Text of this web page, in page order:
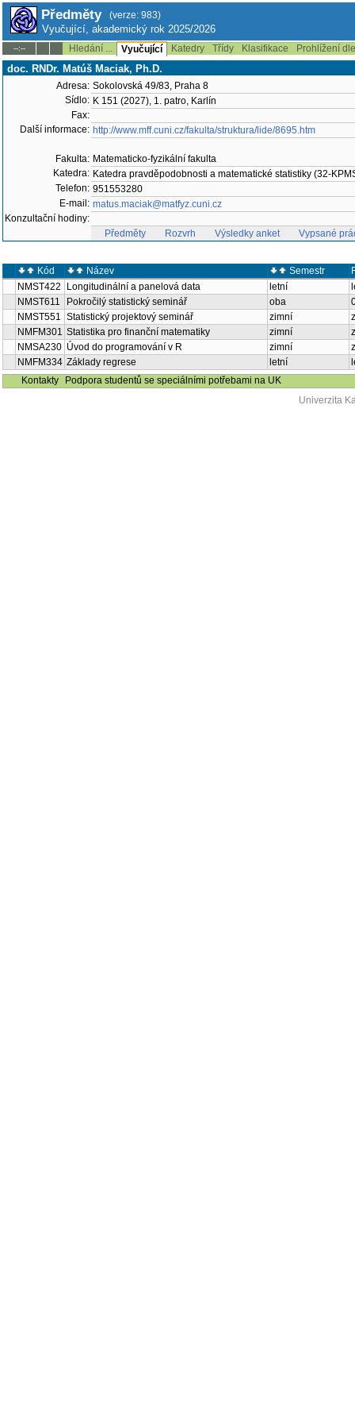
Předměty (verze: 983)
Vyučující, akademický rok 2025/2026
--:-- Hledání ... Vyučující Katedry Třídy Klasifikace Prohlížení
doc. RNDr. Matúš Maciak, Ph.D.
Adresa: Sokolovská 49/83, Praha 8
Sídlo: K 151 (2027), 1. patro, Karlín
Fax:
Další informace: http://www.mff.cuni.cz/fakulta/struktura/lide/8695.htm
Fakulta: Matematicko-fyzikální fakulta
Katedra: Katedra pravděpodobnosti a matematické statistiky (32-
Telefon: 951553280
E-mail: matus.maciak@matfyz.cuni.cz
Konzultační hodiny:
Předměty
Rozvrh Výsledky anket Vypsané
Kód Název Semestr
NMST422
Longitudinální a panelová data letní
NMST611
Pokročilý statistický seminář oba
NMST551 Statistický projektový seminář zimní
NMFM301 Statistika pro finanční matematiky zimní
NMSA230 Úvod do programování v R zimní
NMFM334 Základy regrese letní
Kontakty
Podpora studentů se speciálními potřebami na UK
Univerzita